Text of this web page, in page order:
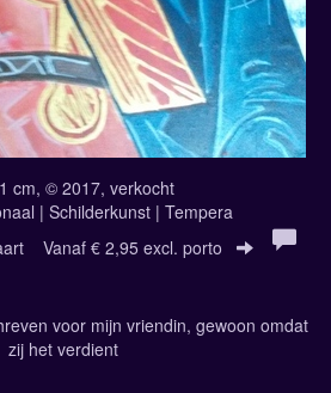
cm, © 2017, verkocht
| Schilderkunst | Tempera
Vanaf € 2,95 excl. porto
voor mijn vriendin, gewoon omdat
zij het verdient